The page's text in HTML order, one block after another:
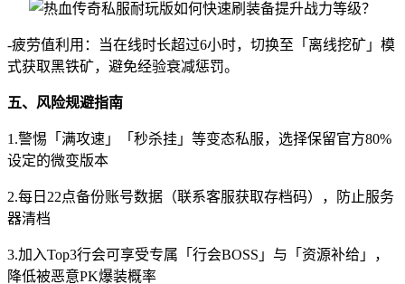
-疲劳值利用：当在线时长超过6小时，切换至「离线挖矿」模
式获取黑铁矿，避免经验衰减惩罚。
五、风险规避指南
1.警惕「满攻速」「秒杀挂」等变态私服，选择保留官方80%
设定的微变版本
2.每日22点备份账号数据（联系客服获取存档码），防止服务
器清档
3.加入Top3行会可享受专属「行会BOSS」与「资源补给」，
降低被恶意PK爆装概率